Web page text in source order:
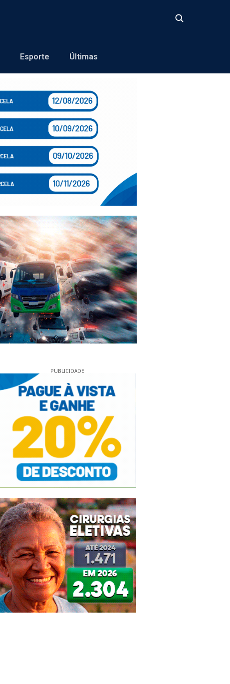
Esporte Últimas
PUBLICIDADE